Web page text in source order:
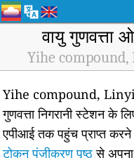
वायु गुणवत्ता
Yihe compound,
Yihe compound,
गुणवत्ता निगरानी स्टेशन के
एपीआई तक पहुंच प्राप्त
टोकन पंजीकरण पृष्ठसे अपना